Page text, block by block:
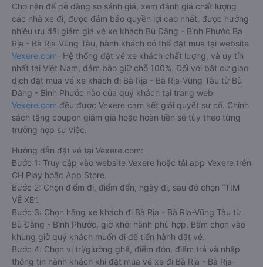
Cho nên để dễ dàng so sánh giá, xem đánh giá chất lượng
các nhà xe đi, được đảm bảo quyền lợi cao nhất, được hưởng
nhiều ưu đãi giảm giá vé xe khách Bù Đăng - Bình Phước Bà
Rịa - Bà Rịa-Vũng Tàu, hành khách có thể đặt mua tại website
Vexere.com- Hệ thống đặt vé xe khách chất lượng, và uy tín
nhất tại Việt Nam, đảm bảo giữ chỗ 100%. Đối với bất cứ giao
dịch đặt mua vé xe khách đi Bà Rịa - Bà Rịa-Vũng Tàu từ Bù
Đăng - Bình Phước nào của quý khách tại trang web
Vexere.com đều được Vexere cam kết giải quyết sự cố. Chính
sách tặng coupon giảm giá hoặc hoàn tiền sẽ tùy theo từng
trường hợp sự việc.
Hướng dẫn đặt vé tại Vexere.com:
Bước 1: Truy cập vào website Vexere hoặc tải app Vexere trên
CH Play hoặc App Store.
Bước 2: Chọn điểm đi, điểm đến, ngày đi, sau đó chọn “TÌM
VÉ XE”.
Bước 3: Chọn hãng xe khách đi Bà Rịa - Bà Rịa-Vũng Tàu từ
Bù Đăng - Bình Phước, giờ khởi hành phù hợp. Bấm chọn vào
khung giờ quý khách muốn đi để tiến hành đặt vé.
Bước 4: Chọn vị trí/giường ghế, điểm đón, điểm trả và nhập
thông tin hành khách khi đặt mua vé xe đi Bà Rịa - Bà Rịa-